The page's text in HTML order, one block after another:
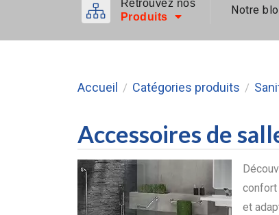
Retrouvez nos
Produits
Notre
Accueil / Catégories produits /
Accessoires de
confort
et